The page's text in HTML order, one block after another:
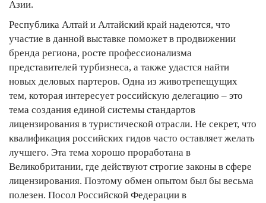
Азии.
Республика Алтай и Алтайский край надеются, что
участие в данной выставке поможет в продвижении
бренда региона, росте профессионализма
представителей турбизнеса, а также удастся найти
новых деловых партеров. Одна из животрепещущих
тем, которая интересует российскую делегацию – это
тема создания единой системы стандартов
лицензирования в туристической отрасли. Не секрет, что
квалификация российских гидов часто оставляет желать
лучшего. Эта тема хорошо проработана в
Великобритании, где действуют строгие законы в сфере
лицензирования. Поэтому обмен опытом был бы весьма
полезен. Посол Российской Федерации в